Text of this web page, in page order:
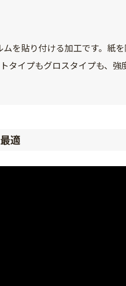
を貼り付ける加工です。紙
イプもグロスタイプも、強
適